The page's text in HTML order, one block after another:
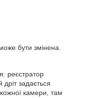
бути змінена.
реєстратор
задається
камери, там